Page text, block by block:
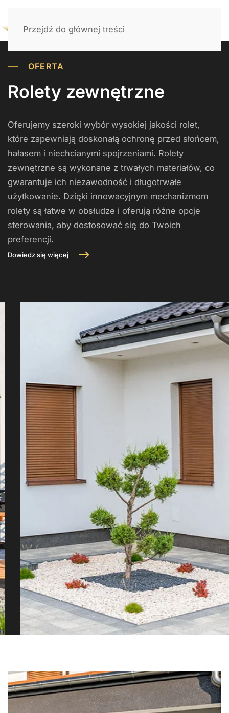
Przejdź do głównej treści
OFERTA
Rolety zewnętrzne
Oferujemy szeroki wybór wysokiej jakości rolet,
które zapewniają doskonałą ochronę przed słońcem,
hałasem i niechcianymi spojrzeniami. Rolety
zewnętrzne są wykonane z trwałych materiałów, co
gwarantuje ich niezawodność i długotrwałe
użytkowanie. Dzięki innowacyjnym mechanizmom
rolety są łatwe w obsłudze i oferują różne opcje
sterowania, aby dostosować się do Twoich
preferencji.
Dowiedz się więcej